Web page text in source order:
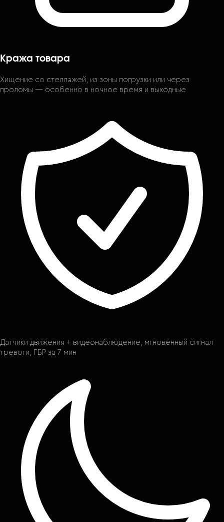
Кража товара
Хищение со стеллажей, из зоны погрузки или через
проломы — особенно в ночное время и выходные
Датчики движения + видеонаблюдение, мгновенный сигнал
тревоги, ГБР за 7 мин